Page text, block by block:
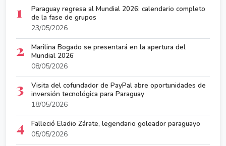
1
Paraguay regresa al Mundial 2026: calendario completo
de la fase de grupos
23/05/2026
2
Marilina Bogado se presentará en la apertura del
Mundial 2026
08/05/2026
3
Visita del cofundador de PayPal abre oportunidades de
inversión tecnológica para Paraguay
18/05/2026
4
Falleció Eladio Zárate, legendario goleador paraguayo
05/05/2026